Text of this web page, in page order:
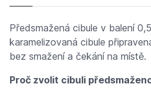
Předsmažená cibule v balení
karamelizovaná cibule
bez smažení a čekání na místě.
Proč zvolit cibuli